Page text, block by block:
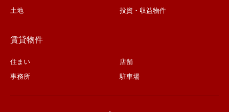
土地
投資・収益物件
賃貸物件
住まい
店舗
事務所
駐車場